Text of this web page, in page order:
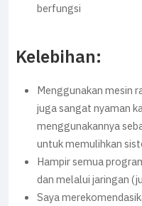
berfungsi
Kelebihan:
Menggunakan mesin
juga sangat nyaman
menggunakannya
untuk memulihkan
Hampir semua
dan melalui jaringan
Saya